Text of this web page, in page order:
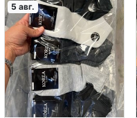
5 авг.